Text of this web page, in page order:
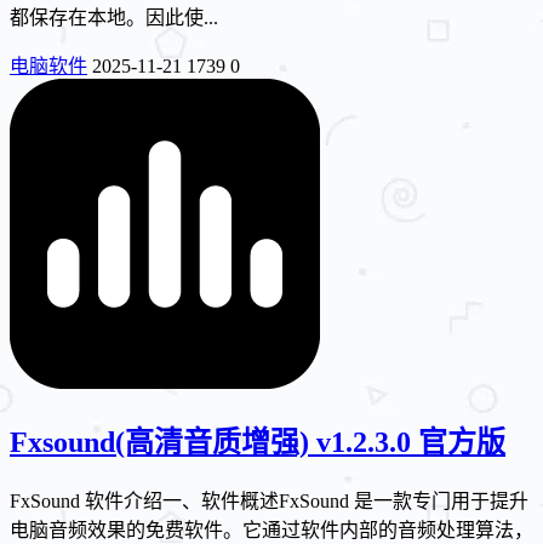
都保存在本地。因此使...
电脑软件 2025-11-21 1739 0
Fxsound(高清音质增强) v1.2.3.0 官方版
FxSound 软件介绍一、软件概述FxSound 是一款专门用于提升
电脑音频效果的免费软件。它通过软件内部的音频处理算法，